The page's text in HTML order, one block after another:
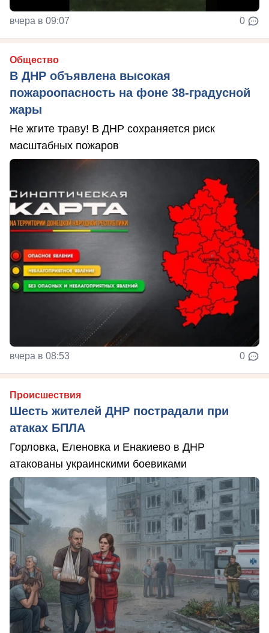
вчера в 09:07 0
Общество
В ДНР объявлена высокая
пожароопасность на фоне 38-градусной
жары
Не жгите траву! В ДНР сохраняется риск
масштабных пожаров
вчера в 08:53 0
Происшествия
Шесть жителей ДНР пострадали при
атаках БПЛА
Горловка, Еленовка и Енакиево в ДНР
атакованы украинскими боевиками